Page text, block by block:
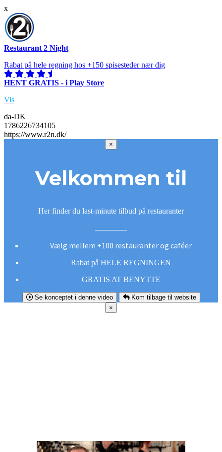
x
Restaurant 2 Night
Rabat på hele regning hos +150 spisesteder nær dig
HENT GRATIS - i Play Store
Vis
da-DK
1786226734105
https://www.r2n.dk/
×
Velkommen til
Her finder du last-minute tilbud på restauranter
Vælg mellem +100 restauranter og caféer
Rabat på HELE REGNINGEN
GRATIS AT BENYTTE
Se konceptet i denne video
Kom tilbage til website
×